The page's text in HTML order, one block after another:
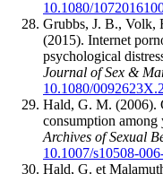
10.1080/
Grubbs, J. B., Volk,
(2015). Internet
psychological
Journal of Sex &
10.1080/
Hald, G. M. (2006).
consumption among
Archives of Sexual
10.1007/s10508-
Hald, G. et